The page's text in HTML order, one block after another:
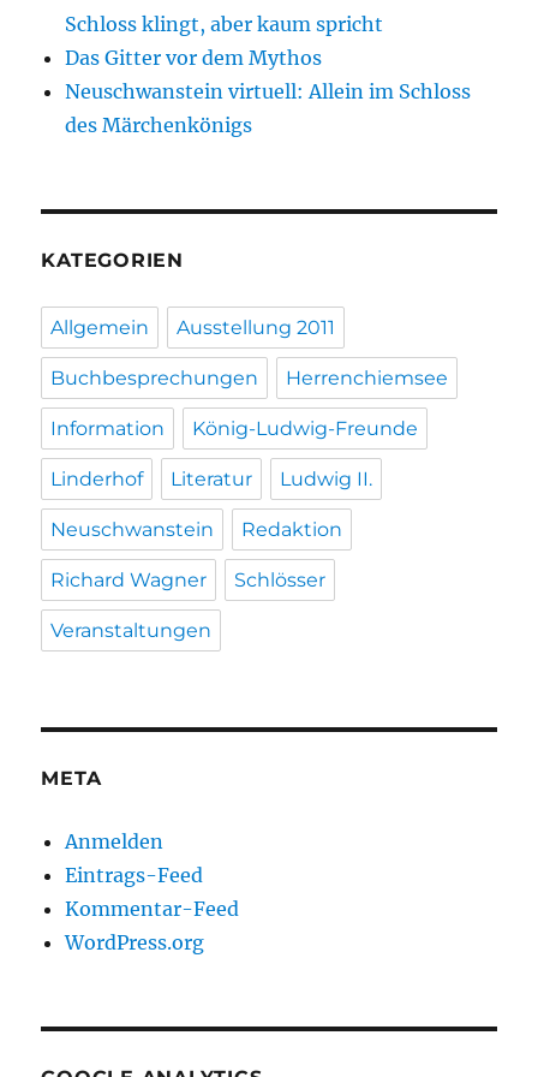
Schloss klingt, aber kaum spricht
Das Gitter vor dem Mythos
Neuschwanstein virtuell: Allein im Schloss
des Märchenkönigs
KATEGORIEN
Allgemein Ausstellung 2011
Buchbesprechungen Herrenchiemsee
Information König-Ludwig-Freunde
Linderhof Literatur Ludwig II.
Neuschwanstein Redaktion
Richard Wagner Schlösser
Veranstaltungen
META
Anmelden
Eintrags-Feed
Kommentar-Feed
WordPress.org